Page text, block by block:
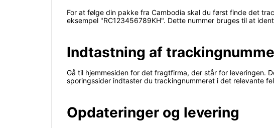
For at følge din pakke fra Cambodia skal du først finde det
eksempel "RC123456789KH". Dette nummer bruges til at
Indtastning af
Gå til hjemmesiden for det fragtfirma, der står for leveringen.
sporingssider indtaster du trackingnummeret i det relevante
Opdateringer og levering